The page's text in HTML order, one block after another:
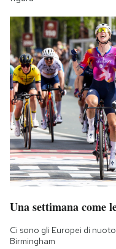
Una settimana come
Ci sono gli Europei di
Birmingham